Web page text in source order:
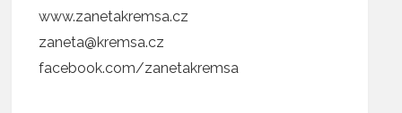
www.zanetakremsa.cz
zaneta@kremsa.cz
facebook.com/zanetakremsa